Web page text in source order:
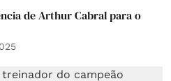
de Arthur Cabral para o